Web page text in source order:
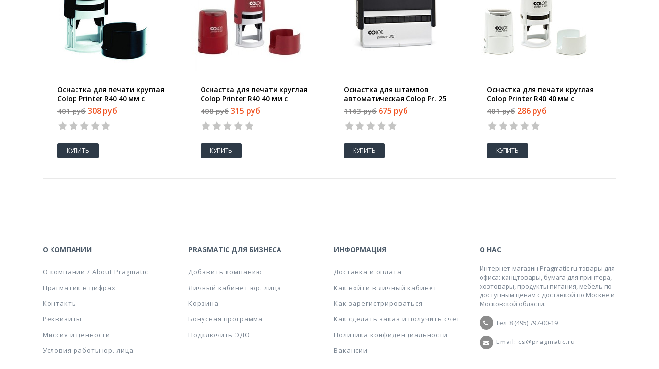
Оснастка для печати круглая
Colop Printer R40 40 мм с
крышкой черная
401 руб 308 руб
КУПИТЬ
Оснастка для печати круглая
Colop Printer R40 40 мм с
крышкой красная
408 руб 315 руб
КУПИТЬ
Оснастка для штампов
автоматическая Colop Pr. 25
15x75 мм
1163 руб 675 руб
КУПИТЬ
Оснастка для печати круглая
Colop Printer R40 40 мм с
крышкой белая
401 руб 286 руб
КУПИТЬ
О КОМПАНИИ
О компании / About Pragmatic
Прагматик в цифрах
Контакты
Реквизиты
Миссия и ценности
Условия работы юр. лица
PRAGMATIC ДЛЯ БИЗНЕСА
Добавить компанию
Личный кабинет юр. лица
Корзина
Бонусная программа
Подключить ЭДО
ИНФОРМАЦИЯ
Доставка и оплата
Как войти в личный кабинет
Как зарегистрироваться
Как сделать заказ и получить счет
Политика конфиденциальности
Вакансии
О НАС
Интернет-магазин Pragmatic.ru товары для
офиса: канцтовары, бумага для принтера,
хозтовары, продукты питания, мебель по
доступным ценам с доставкой по Москве и
Московской области.
Тел: 8 (495) 797-00-19
Email: cs@pragmatic.ru